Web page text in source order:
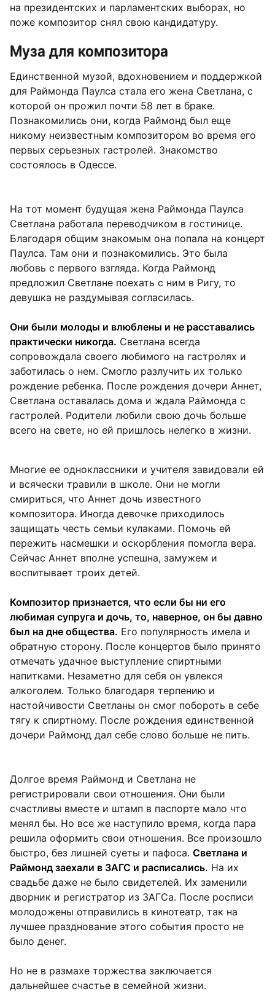
на президентских и парламентских выборах, но
поже композитор снял свою кандидатуру.
Муза для композитора
Единственной музой, вдохновением и поддержкой
для Раймонда Паулса стала его жена Светлана, с
которой он прожил почти 58 лет в браке.
Познакомились они, когда Раймонд был еще
никому неизвестным композитором во время его
первых серьезных гастролей. Знакомство
состоялось в Одессе.
На тот момент будущая жена Раймонда Паулса
Светлана работала переводчиком в гостинице.
Благодаря общим знакомым она попала на концерт
Паулса. Там они и познакомились. Это была
любовь с первого взгляда. Когда Раймонд
предложил Светлане поехать с ним в Ригу, то
девушка не раздумывая согласилась.
Они были молоды и влюблены и не расставались
практически никогда. Светлана всегда
сопровождала своего любимого на гастролях и
заботилась о нем. Смогло разлучить их только
рождение ребенка. После рождения дочери Аннет,
Светлана оставалась дома и ждала Раймонда с
гастролей. Родители любили свою дочь больше
всего на свете, но ей пришлось нелегко в жизни.
Многие ее одноклассники и учителя завидовали ей
и всячески травили в школе. Они не могли
смириться, что Аннет дочь известного
композитора. Иногда девочке приходилось
защищать честь семьи кулаками. Помочь ей
пережить насмешки и оскорбления помогла вера.
Сейчас Аннет вполне успешна, замужем и
воспитывает троих детей.
Композитор признается, что если бы ни его
любимая супруга и дочь, то, наверное, он бы давно
был на дне общества. Его популярность имела и
обратную сторону. После концертов было принято
отмечать удачное выступление спиртными
напитками. Незаметно для себя он увлекся
алкоголем. Только благодаря терпению и
настойчивости Светланы он смог побороть в себе
тягу к спиртному. После рождения единственной
дочери Раймонд дал себе слово больше не пить.
Долгое время Раймонд и Светлана не
регистрировали свои отношения. Они были
счастливы вместе и штамп в паспорте мало что
менял бы. Но все же наступило время, когда пара
решила оформить свои отношения. Все произошло
быстро, без лишней суеты и пафоса. Светлана и
Раймонд заехали в ЗАГС и расписались. На их
свадьбе даже не было свидетелей. Их заменили
дворник и регистратор из ЗАГСа. После росписи
молодожены отправились в кинотеатр, так на
лучшее празднование этого события просто не
было денег.
Но не в размахе торжества заключается
дальнейшее счастье в семейной жизни.